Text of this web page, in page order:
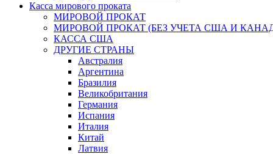
Касса мирового проката
МИРОВОЙ ПРОКАТ
МИРОВОЙ ПРОКАТ (БЕЗ УЧЕТА США И
КАССА США
ДРУГИЕ СТРАНЫ
Австралия
Аргентина
Бразилия
Великобритания
Германия
Испания
Италия
Китай
Латвия